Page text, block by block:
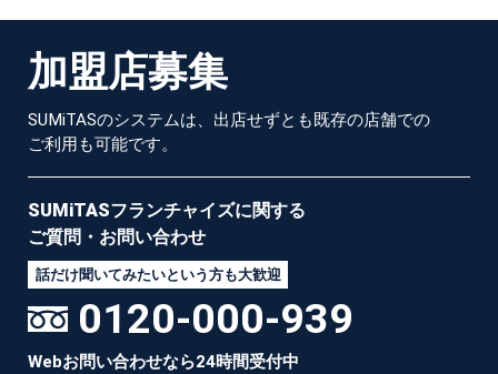
加盟店募集
SUMiTASのシステムは、出店せずとも既存の店舗での
ご利用も可能です。
SUMiTASフランチャイズに関する
ご質問・お問い合わせ
話だけ聞いてみたいという方も大歓迎
0120-000-939
Webお問い合わせなら24時間受付中